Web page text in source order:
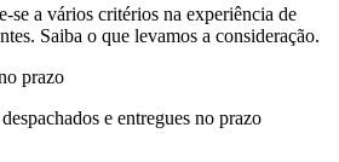
se a vários critérios na experiência de
Saiba o que levamos a consideração.
prazo
e entregues no prazo